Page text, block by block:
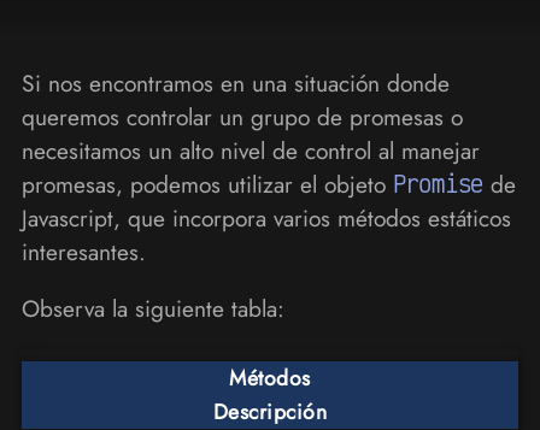
Si nos encontramos en una situación donde
queremos controlar un grupo de promesas o
necesitamos un alto nivel de control al manejar
promesas, podemos utilizar el objeto Promise de
Javascript, que incorpora varios métodos estáticos
interesantes.
Observa la siguiente tabla:
Métodos
Descripción